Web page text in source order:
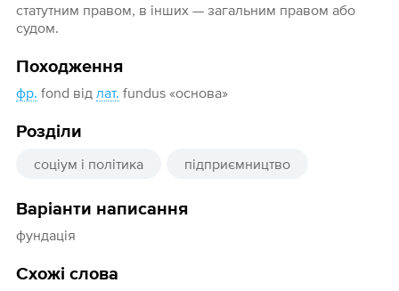
статутним правом, в інших — загальним правом або
судом.
Походження
фр. fond від лат. fundus «основа»
Розділи
соціум і політика підприємництво
Варіанти написання
фундація
Схожі слова